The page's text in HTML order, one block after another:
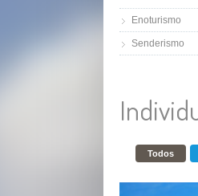
Enoturismo
Senderismo
Todos